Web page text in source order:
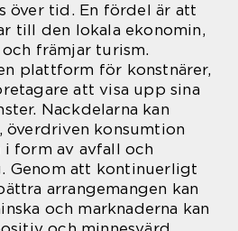
över tid. En fördel är att
till den lokala ekonomin,
främjar turism.
plattform för konstnärer,
att visa upp sina
Nackdelarna kan
överdriven konsumtion
form av avfall och
Genom att kontinuerligt
arrangemangen kan
och marknaderna kan